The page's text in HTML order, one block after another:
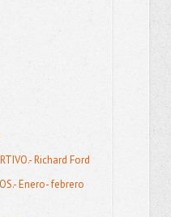
Richard Ford
Enero- febrero